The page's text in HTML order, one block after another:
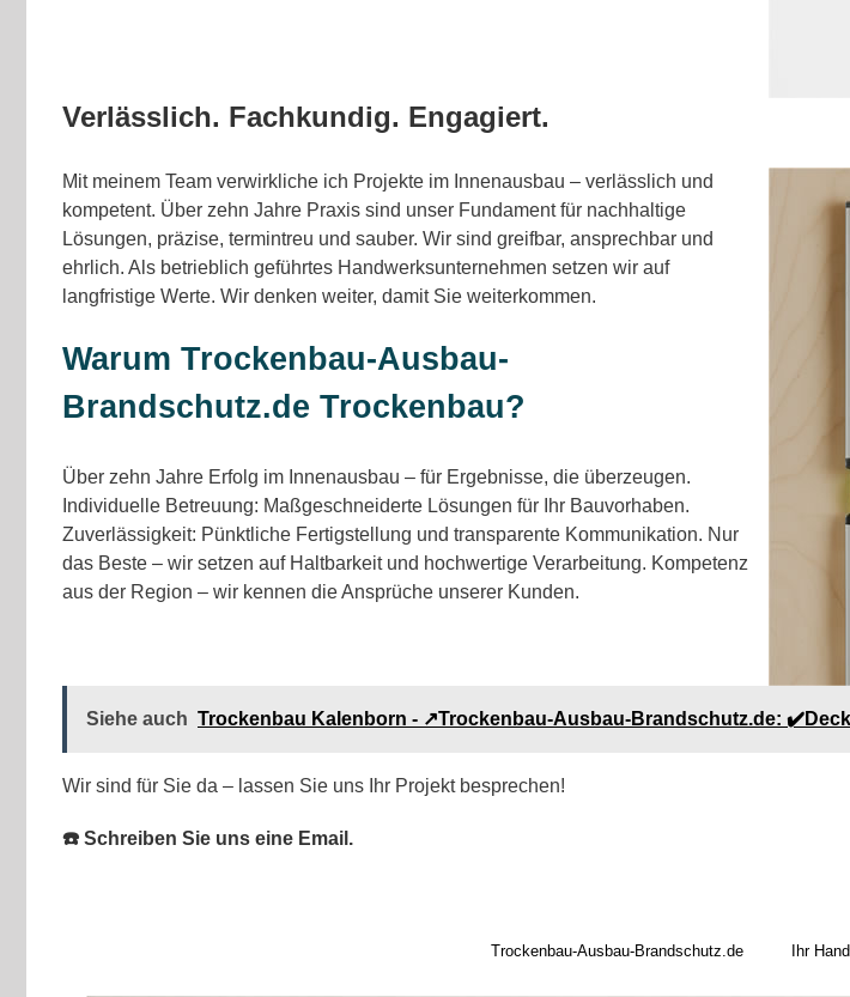
Verlässlich. Fachkundig. Engagiert.
Mit meinem Team verwirkliche ich Projekte im Innenausbau – verlässlich und
kompetent. Über zehn Jahre Praxis sind unser Fundament für nachhaltige
Lösungen, präzise, termintreu und sauber. Wir sind greifbar, ansprechbar und
ehrlich. Als betrieblich geführtes Handwerksunternehmen setzen wir auf
langfristige Werte. Wir denken weiter, damit Sie weiterkommen.
Warum Trockenbau-Ausbau-
Brandschutz.de Trockenbau?
Über zehn Jahre Erfolg im Innenausbau – für Ergebnisse, die überzeugen.
Individuelle Betreuung: Maßgeschneiderte Lösungen für Ihr Bauvorhaben.
Zuverlässigkeit: Pünktliche Fertigstellung und transparente Kommunikation. Nur
das Beste – wir setzen auf Haltbarkeit und hochwertige Verarbeitung. Kompetenz
aus der Region – wir kennen die Ansprüche unserer Kunden.
Siehe auch Trockenbau Kalenborn - ↗️Trockenbau-Ausbau-Brandschutz.de:
Wir sind für Sie da – lassen Sie uns Ihr Projekt besprechen!
☎️ Schreiben Sie uns eine Email.
Trockenbau-Ausbau-Brandschutz.de Ihr